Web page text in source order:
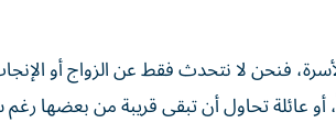
فنحن لا نتحدث فقط عن الزواج أو
أو عائلة تحاول أن تبقى قريبة من بعضها